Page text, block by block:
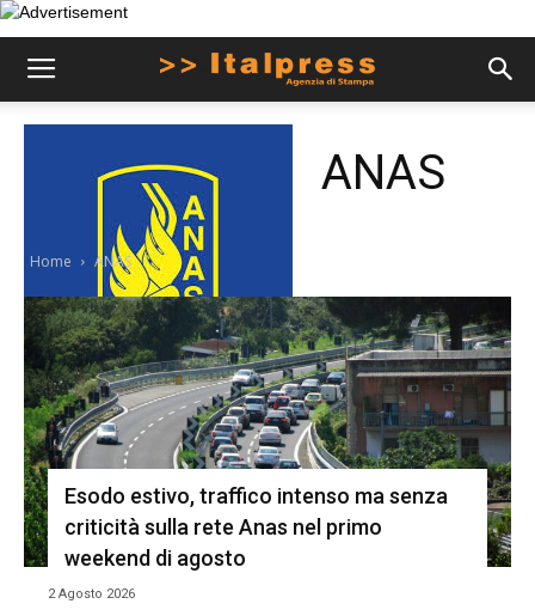
ANAS
Home ANAS
Esodo estivo, traffico intenso ma senza
criticità sulla rete Anas nel primo
weekend di agosto
2 Agosto 2026